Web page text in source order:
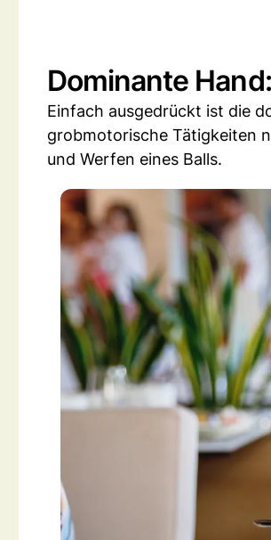
Dominante
Einfach ausgedrückt ist die
grobmotorische Tätigkeiten
und Werfen eines Balls.